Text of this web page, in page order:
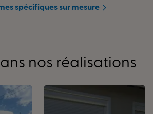
spécifiques sur mesure
nos réalisations